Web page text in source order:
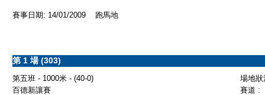
賽事日期: 14/01/2009 跑馬地
第 1 場 (303)
第五班 - 1000米 - (40-0)
場地
百德新讓賽
賽道 :